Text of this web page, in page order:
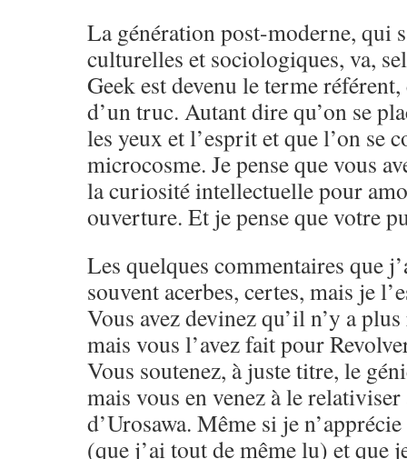
La génération post-moderne, qui
culturelles et sociologiques, va,
Geek est devenu le terme
d’un truc. Autant dire qu’on se
les yeux et l’esprit et que l’on se
microcosme. Je pense que vous
la curiosité intellectuelle pour
ouverture. Et je pense que votre
Les quelques commentaires que
souvent acerbes, certes, mais je
Vous avez devinez qu’il n’y a
mais vous l’avez fait pour
Vous soutenez, à juste titre, le
mais vous en venez à le
d’Urosawa. Même si je
(que j’ai tout de même lu) et que